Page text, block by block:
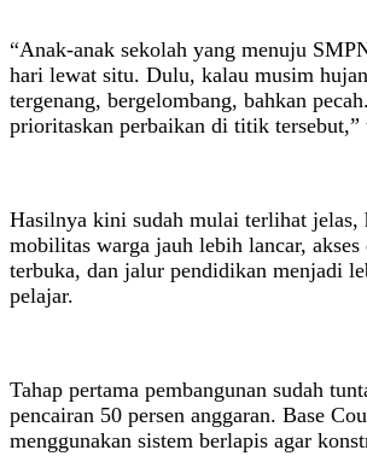
“Anak-anak sekolah yang menuju
hari lewat situ. Dulu, kalau musim
tergenang, bergelombang, bahkan
prioritaskan perbaikan di titik tersebut,”
Hasilnya kini sudah mulai terlihat jelas,
mobilitas warga jauh lebih lancar,
terbuka, dan jalur pendidikan menjadi
pelajar.
Tahap pertama pembangunan sudah
pencairan 50 persen anggaran. Base
menggunakan sistem berlapis agar